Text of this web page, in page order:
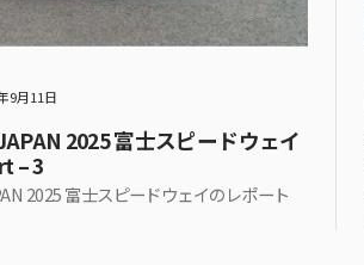
9月11日
2025 富士スピードウェイ
– 3
2025 富士スピードウェイのレポート